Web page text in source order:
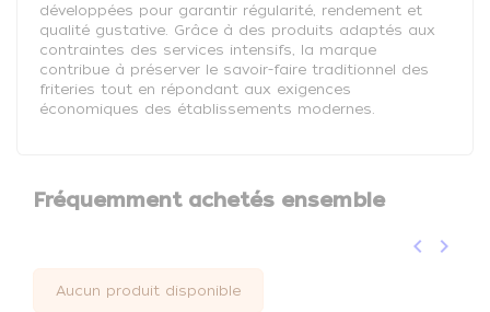
développées pour garantir régularité, rendement et
qualité gustative. Grâce à des produits adaptés aux
contraintes des services intensifs, la marque
contribue à préserver le savoir-faire traditionnel des
friteries tout en répondant aux exigences
économiques des établissements modernes.
Fréquemment achetés ensemble
Précédent
keyboard_arrow_left keyboard_arrow_right
Aucun produit disponible